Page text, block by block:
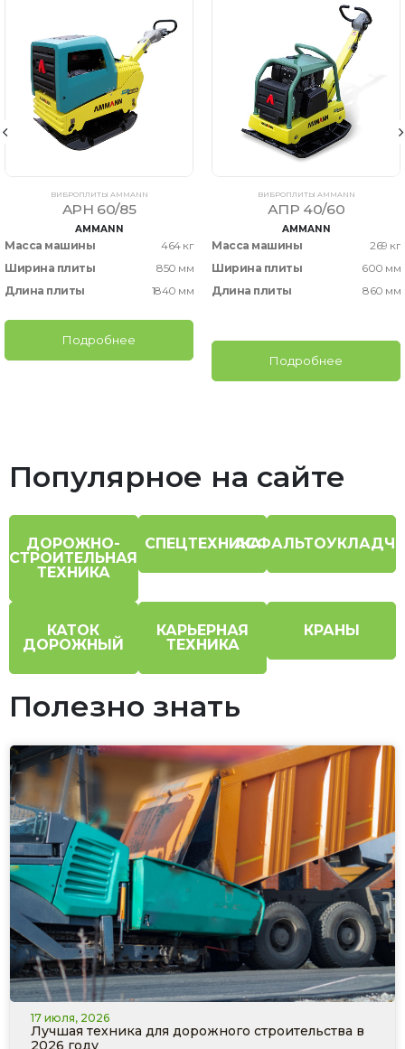
ВИБРОПЛИТЫ AMMANN
APH 60/85
AMMANN
Масса машины
464 кг
Ширина плиты
850 мм
Длина плиты
1840 мм
Подробнее
ВИБРОПЛИТЫ AMMANN
АПР 40/60
AMMANN
Масса машины
269 кг
Ширина плиты
600 мм
Длина плиты
860 мм
Подробнее
Популярное на сайте
ДОРОЖНО-
СТРОИТЕЛЬНАЯ
ТЕХНИКА
СПЕЦТЕХНИКА
КАТОК
ДОРОЖНЫЙ
КАРЬЕРНАЯ
ТЕХНИКА
КРАНЫ
Полезно знать
17 июля, 2026
Лучшая техника для дорожного строительства в
2026 году